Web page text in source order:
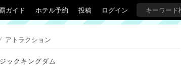
ガイド ホテル予約 投稿 ログイン
アトラクション
ックキングダム